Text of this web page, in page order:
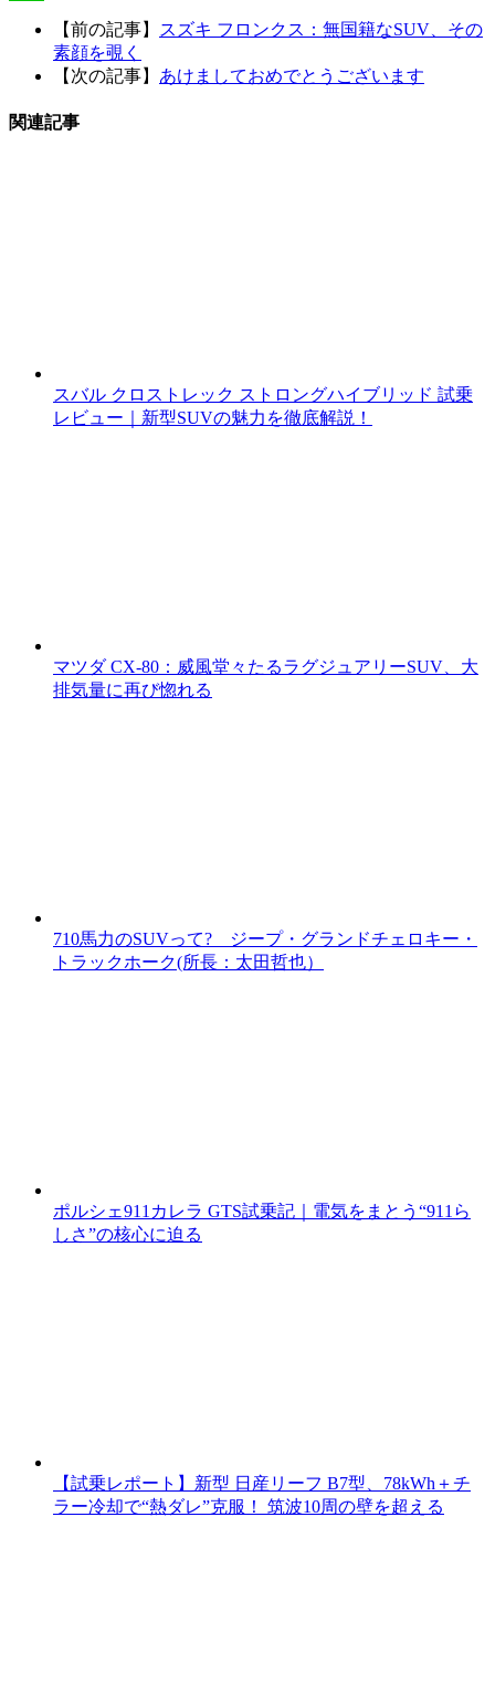
【前の記事】
スズキ フロンクス：無国籍なSUV、その
素顔を覗く
【次の記事】 あけましておめでとうございます
関連記事
スバル クロストレック ストロングハイブリッド 試乗
レビュー｜新型SUVの魅力を徹底解説！
マツダ CX-80：威風堂々たるラグジュアリーSUV、大
排気量に再び惚れる
710馬力のSUVって? ジープ・グランドチェロキー・
トラックホーク(所長：太田哲也）
ポルシェ911カレラ GTS試乗記｜電気をまとう“911ら
しさ”の核心に迫る
【試乗レポート】新型 日産リーフ B7型、78kWh＋チ
ラー冷却で“熱ダレ”克服！ 筑波10周の壁を超える